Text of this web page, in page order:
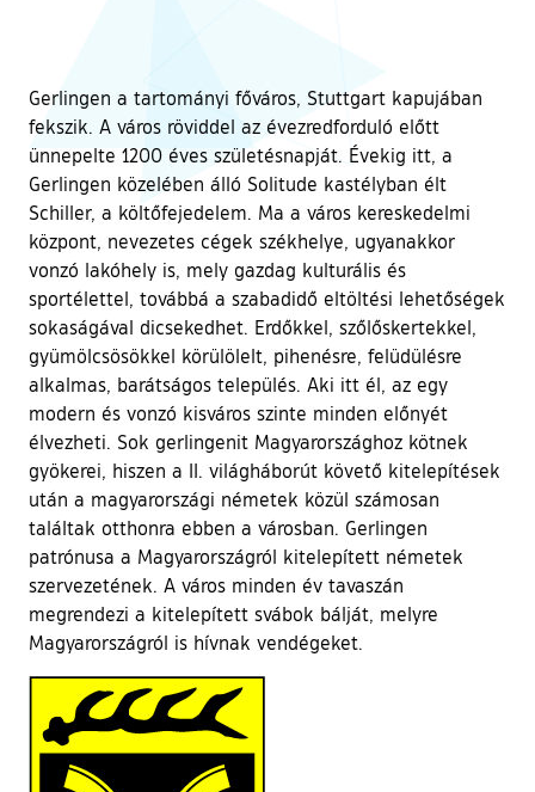
Gerlingen a tartományi főváros, Stuttgart kapujában
fekszik. A város röviddel az évezredforduló előtt
ünnepelte 1200 éves születésnapját. Évekig itt, a
Gerlingen közelében álló Solitude kastélyban élt
Schiller, a költőfejedelem. Ma a város kereskedelmi
központ, nevezetes cégek székhelye, ugyanakkor
vonzó lakóhely is, mely gazdag kulturális és
sportélettel, továbbá a szabadidő eltöltési lehetőségek
sokaságával dicsekedhet. Erdőkkel, szőlőskertekkel,
gyümölcsösökkel körülölelt, pihenésre, felüdülésre
alkalmas, barátságos település. Aki itt él, az egy
modern és vonzó kisváros szinte minden előnyét
élvezheti. Sok gerlingenit Magyarországhoz kötnek
gyökerei, hiszen a II. világháborút követő kitelepítések
után a magyarországi németek közül számosan
találtak otthonra ebben a városban. Gerlingen
patrónusa a Magyarországról kitelepített németek
szervezetének. A város minden év tavaszán
megrendezi a kitelepített svábok bálját, melyre
Magyarországról is hívnak vendégeket.